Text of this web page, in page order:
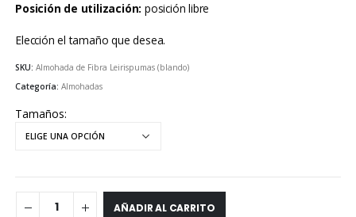
Posición de utilización: posición libre
Elección el tamaño que desea.
SKU:Almohada de Fibra Leirispumas (blando)
Categoría:Almohadas
Tamaños
AÑADIR AL CARRITO